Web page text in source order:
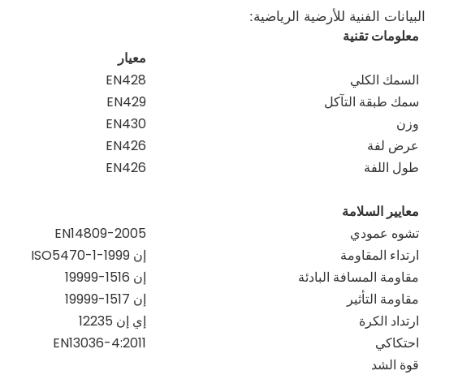
البيانات الفنية للأرضية الرياضية:
معلومات تقنية
معيار
السمك الكلي
EN428
سمك طبقة التآكل
EN429
وزن
EN430
عرض لفة
EN426
طول اللفة
EN426
معايير السلامة
تشوه عمودي
EN14809-2005
ارتداء المقاومة
إن ISO5470-1-1999
مقاومة المسافة البادئة
إن 1516-19999
مقاومة التأثير
إن 1517-19999
ارتداد الكرة
إي إن 12235
احتكاكي
EN13036-4:2011
قوة الشد